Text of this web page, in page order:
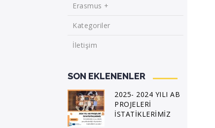
Erasmus +
Kategoriler
İletişim
SON EKLENENLER
2025- 2024 YILI AB
PROJELERİ
İSTATİKLERİMİZ